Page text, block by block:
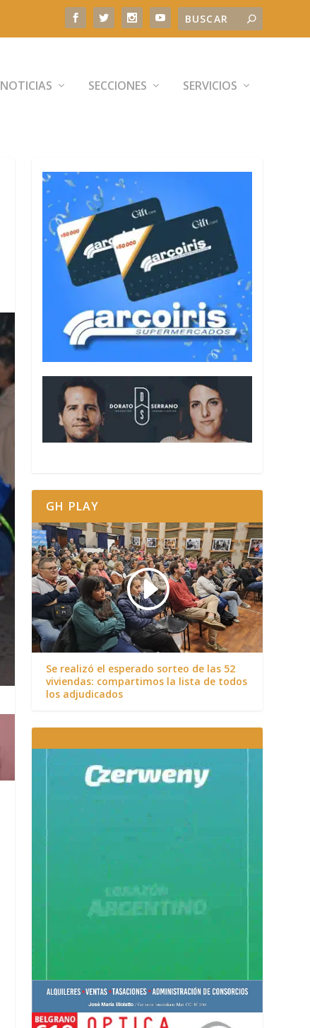
NOTICIAS SECCIONES SERVICIOS
GH PLAY
Se realizó el esperado sorteo de las 52
viviendas: compartimos la lista de todos
los adjudicados